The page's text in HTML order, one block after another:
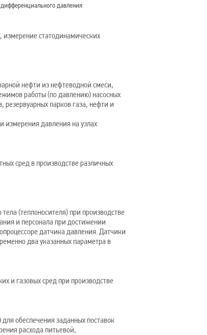
давления
измерение статодинамических
нефти из нефтеводной смеси,
работы (по давлению) насосных
парков газа, нефти и
измерения давления на узлах
сред в производстве различных
(теплоносителя) при производстве
и персонала при достижении
датчика давления. Датчики
два указанных параметра в
и газовых сред при производстве
обеспечения заданных поставок
расхода питьевой,